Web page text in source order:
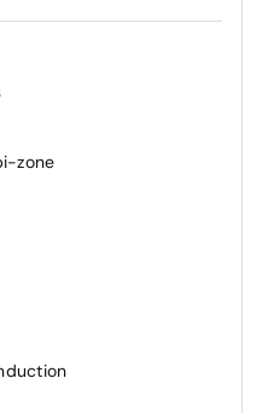
zone